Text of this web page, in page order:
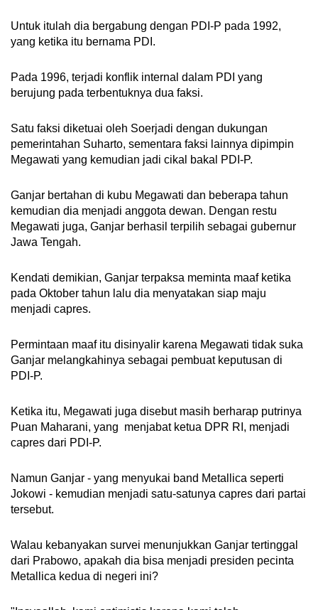
Untuk itulah dia bergabung dengan PDI-P pada 1992,
yang ketika itu bernama PDI.
Pada 1996, terjadi konflik internal dalam PDI yang
berujung pada terbentuknya dua faksi.
Satu faksi diketuai oleh Soerjadi dengan dukungan
pemerintahan Suharto, sementara faksi lainnya dipimpin
Megawati yang kemudian jadi cikal bakal PDI-P.
Ganjar bertahan di kubu Megawati dan beberapa tahun
kemudian dia menjadi anggota dewan. Dengan restu
Megawati juga, Ganjar berhasil terpilih sebagai gubernur
Jawa Tengah.
Kendati demikian, Ganjar terpaksa meminta maaf ketika
pada Oktober tahun lalu dia menyatakan siap maju
menjadi capres.
Permintaan maaf itu disinyalir karena Megawati tidak suka
Ganjar melangkahinya sebagai pembuat keputusan di
PDI-P.
Ketika itu, Megawati juga disebut masih berharap putrinya
Puan Maharani, yang menjabat ketua DPR RI, menjadi
capres dari PDI-P.
Namun Ganjar - yang menyukai band Metallica seperti
Jokowi - kemudian menjadi satu-satunya capres dari partai
tersebut.
Walau kebanyakan survei menunjukkan Ganjar tertinggal
dari Prabowo, apakah dia bisa menjadi presiden pecinta
Metallica kedua di negeri ini?